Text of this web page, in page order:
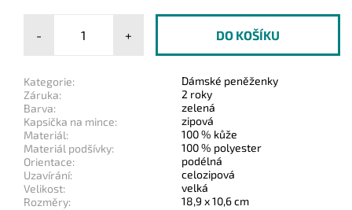
- +
Kategorie:
Dámské peněženky
Záruka:
2 roky
Barva:
zelená
Kapsička na mince:
zipová
Materiál:
100 % kůže
Materiál podšívky:
100 % polyester
Orientace:
podélná
Uzavírání:
celozipová
Velikost:
velká
Rozměry:
18,9 x 10,6 cm